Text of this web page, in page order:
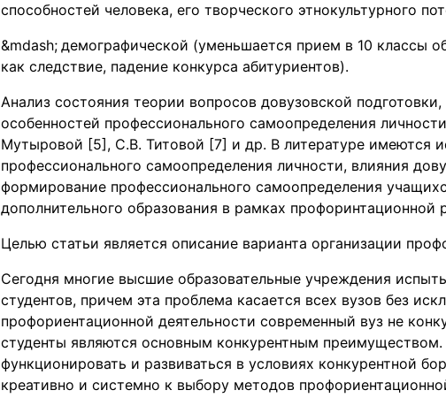
способностей человека, его творческого этнокультурного
демографической (уменьшается прием в 10 классы
как следствие, падение конкурса абитуриентов).
Анализ состояния теории вопросов довузовской
особенностей профессионального самоопределения
Мутыровой [5], С.В. Титовой [7] и др. В литературе имеются
профессионального самоопределения личности, влияния
формирование профессионального самоопределения
дополнительного образования в рамках профоринтационной
Целью статьи является описание варианта организации
Сегодня многие высшие образовательные учреждения
студентов, причем эта проблема касается всех вузов без
профориентационной деятельности современный вуз не
студенты являются основным конкурентным
функционировать и развиваться в условиях конкурентной
креативно и системно к выбору методов